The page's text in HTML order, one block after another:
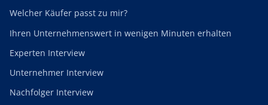
Welcher Käufer passt zu mir?
Ihren Unternehmenswert in wenigen Minuten erhalten
Experten Interview
Unternehmer Interview
Nachfolger Interview